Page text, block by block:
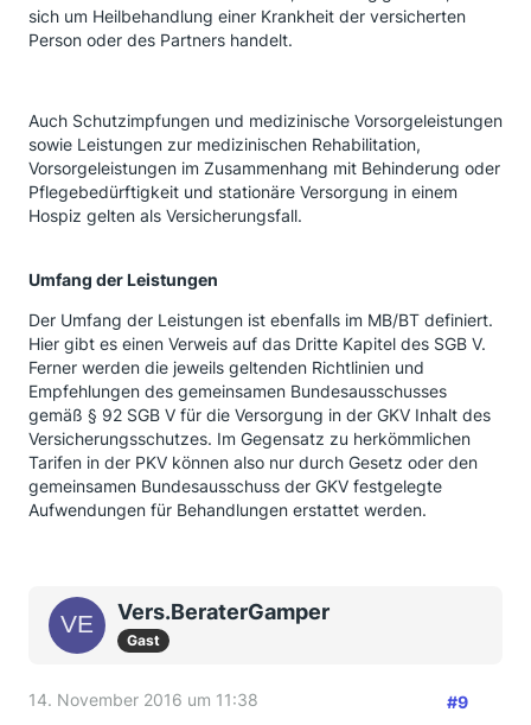
sich um Heilbehandlung einer Krankheit der versicherten
Person oder des Partners handelt.
Auch Schutzimpfungen und medizinische Vorsorgeleistungen
sowie Leistungen zur medizinischen Rehabilitation,
Vorsorgeleistungen im Zusammenhang mit Behinderung oder
Pflegebedürftigkeit und stationäre Versorgung in einem
Hospiz gelten als Versicherungsfall.
Umfang der Leistungen
Der Umfang der Leistungen ist ebenfalls im MB/BT definiert.
Hier gibt es einen Verweis auf das Dritte Kapitel des SGB V.
Ferner werden die jeweils geltenden Richtlinien und
Empfehlungen des gemeinsamen Bundesausschusses
gemäß § 92 SGB V für die Versorgung in der GKV Inhalt des
Versicherungsschutzes. Im Gegensatz zu herkömmlichen
Tarifen in der PKV können also nur durch Gesetz oder den
gemeinsamen Bundesausschuss der GKV festgelegte
Aufwendungen für Behandlungen erstattet werden.
Vers.BeraterGamper
Gast
14. November 2016 um 11:38 #9